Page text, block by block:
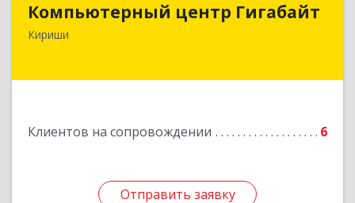
Компьютерный центр Гигабайт
Кириши
Клиентов на сопровождении 6
Отправить заявку
187110, Ленинградская обл, Кириши г,
Подробнее
Отправить заявку